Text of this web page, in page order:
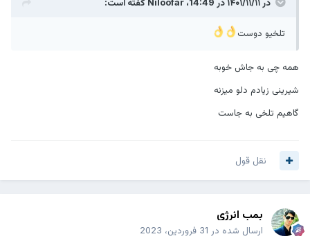
در ۱۴۰۱/۱۱/۱۱ در 14:49، Niloofarگفته است:
تلخیو دوست
همه چی به جاش خوبه
شیرینی زیادم دلو میزنه
گاهیم تلخی به جاست
نقل قول
بمب انرژی
ارسال شده در 31 فروردین، 2023